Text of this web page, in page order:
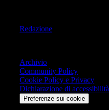
Redazione
Archivio
Community Policy
Cookie Policy e Privacy
Dichiarazione di accessibilità
Preferenze sui cookie